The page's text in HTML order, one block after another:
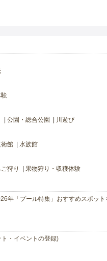
公園・総合公園 川遊び
館 水族館
狩り 果物狩り・収穫体験
年「プール特集」おすすめスポット
・イベントの登録)